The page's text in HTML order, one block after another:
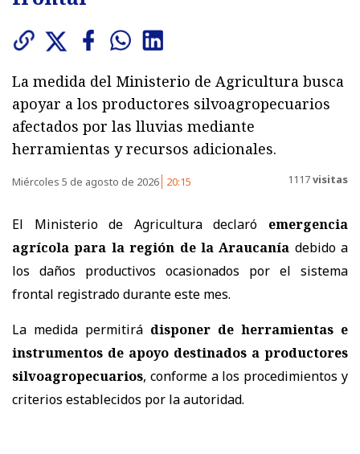
La medida del Ministerio de Agricultura busca
apoyar a los productores silvoagropecuarios
afectados por las lluvias mediante
herramientas y recursos adicionales.
Miércoles 5 de agosto de 2026 20:15 1117visitas
El Ministerio de Agricultura declaró emergencia
agrícola para la región de la Araucanía debido a
los daños productivos ocasionados por el sistema
frontal registrado durante este mes.
La medida permitirá disponer de herramientas e
instrumentos de apoyo destinados a productores
silvoagropecuarios, conforme a los procedimientos y
criterios establecidos por la autoridad.